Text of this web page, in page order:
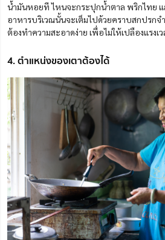
น้ำมันหอยที ไหนจะกระปุกน้ำตาล พริกไทย แ
อาหารบริเวณนั้นจะเต็มไปด้วยคราบสกปรกจ
ต้องทำความสะอาดง่าย เพื่อไม่ให้เปลืองแรงเว
4. ตำแหน่งของเตาต้องได้